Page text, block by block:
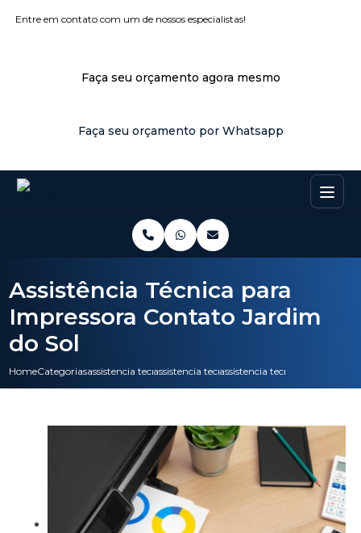
Entre em contato com um de nossos especialistas!
Faça seu orçamento agora mesmo
Faça seu orçamento por Whatsapp
HomeCategoriasassistencia tecnicaassistencia tecnica impressora
assistencia tecnica para
Assistência Técnica para
Impressora Contato Jardim
do Sol